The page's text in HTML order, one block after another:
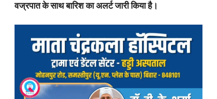
वज्रपात के साथ बारिश का अलर्ट जारी किया है।